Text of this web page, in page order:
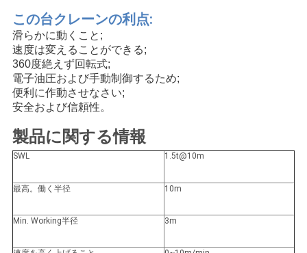
ー
ス
事
件
CONTACT
US
この台クレーンの利点:
滑らかに動くこと;
速度は変えることができる;
360度絶えず回転式;
電子油圧および手動制御するため;
便利に作動させなさい;
安全および信頼性。
製品に関する情報
SWL 1.5t@10m
最高。働く半径 10m
Min. Working半径 3m